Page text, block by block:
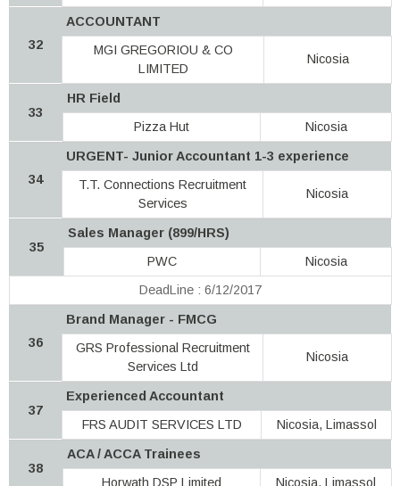
32
ACCOUNTANT
MGI GREGORIOU & CO
LIMITED
Nicosia
33
HR Field
Pizza Hut
Nicosia
34
URGENT- Junior Accountant 1-3 experience
T.T. Connections Recruitment
Services
Nicosia
35
Sales Manager (899/HRS)
PWC
Nicosia
DeadLine : 6/12/2017
36
Brand Manager - FMCG
GRS Professional Recruitment
Services Ltd
Nicosia
37
Experienced Accountant
FRS AUDIT SERVICES LTD
Nicosia, Limassol
38
ACA / ACCA Trainees
Horwath DSP Limited
Nicosia, Limassol